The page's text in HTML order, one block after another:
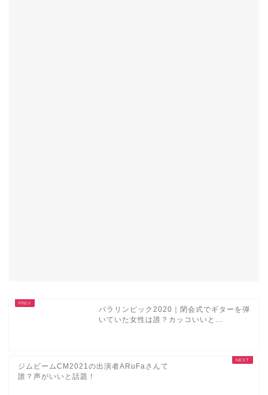
パラリンピック2020｜閉会式でギターを弾
いていた女性は誰？カッコいいと...
ジムビームCM2021の出演者ARuFaさんて
誰？声がいいと話題！